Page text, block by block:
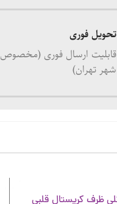
تحویل فوری
قابلیت ارسال فوری (مخصوص
شهر تهران)